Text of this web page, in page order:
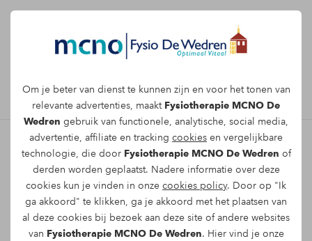
Om je beter van dienst te kunnen zijn en voor het tonen van
relevante advertenties, maakt Fysiotherapie MCNO De
Wedren gebruik van functionele, analytische, social media,
advertentie, affiliate en tracking cookies en vergelijkbare
technologie, die door Fysiotherapie MCNO De Wedren of
derden worden geplaatst. Nadere informatie over deze
cookies kun je vinden in onze cookies policy. Door op "Ik
ga akkoord" te klikken, ga je akkoord met het plaatsen van
al deze cookies bij bezoek aan deze site of andere websites
van Fysiotherapie MCNO De Wedren. Hier vind je onze
Afspraak maken
Samenwerkingspartners van
Fysiotherapie MCNO De
Wedren